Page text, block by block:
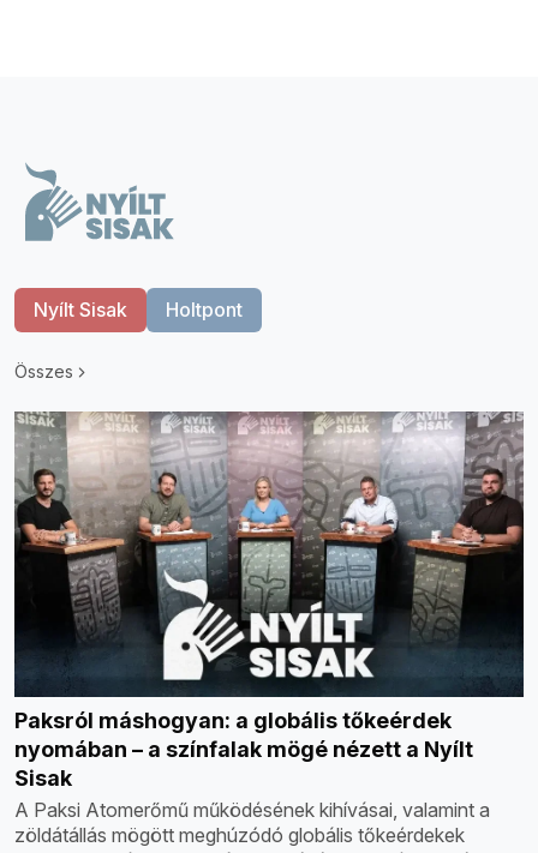
Nyílt Sisak Holtpont
Összes
Paksról máshogyan: a globális tőkeérdek
nyomában – a színfalak mögé nézett a Nyílt
Sisak
A Paksi Atomerőmű működésének kihívásai, valamint a
zöldátállás mögött meghúzódó globális tőkeérdekek